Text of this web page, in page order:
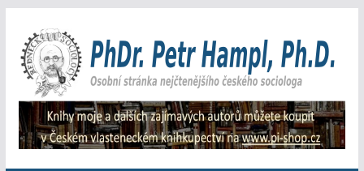
obsah